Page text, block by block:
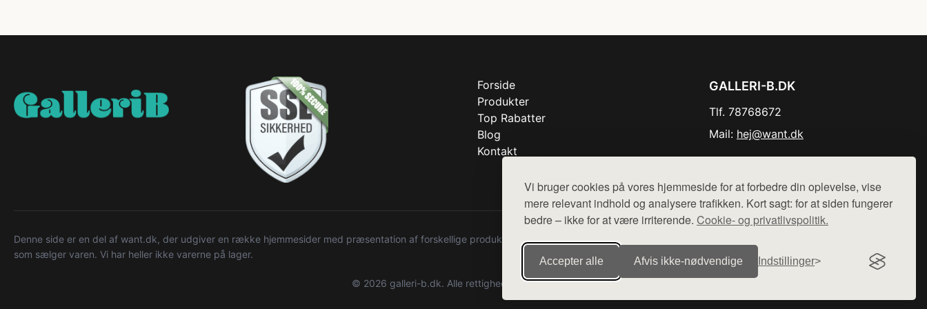
Vi bruger cookies på vores hjemmeside for at forbedre din oplevelse, vise
mere relevant indhold og analysere trafikken. Kort sagt: for at siden fungerer
bedre – ikke for at være irriterende. Cookie- og privatlivspolitik.
Accepter alle Afvis ikke‑nødvendige Indstillinger
Forside
Produkter
Top Rabatter
Blog
Kontakt
GALLERI-B.DK
Tlf. 78768672
Mail: hej@want.dk
Denne side er en del af want.dk, der udgiver en række hjemmesider med præsentation af forskellige produkter fra diverse webshops. Der sælges ikke varer fra denne side - vi henviser til de shops,
som sælger varen. Vi har heller ikke varerne på lager.
© 2026 galleri-b.dk. Alle rettigheder forbeholdes.